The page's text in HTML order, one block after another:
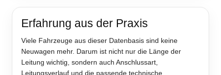
Erfahrung aus der Praxis
Viele Fahrzeuge aus dieser Datenbasis sind keine
Neuwagen mehr. Darum ist nicht nur die Länge der
Leitung wichtig, sondern auch Anschlussart,
Leitungsverlauf und die passende technische